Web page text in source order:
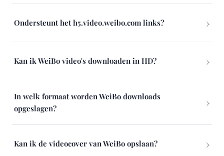
Ondersteunt het h5.video.weibo.com links?
Kan ik WeiBo video's downloaden in HD?
In welk formaat worden WeiBo downloads
opgeslagen?
Kan ik de videocover van WeiBo opslaan?